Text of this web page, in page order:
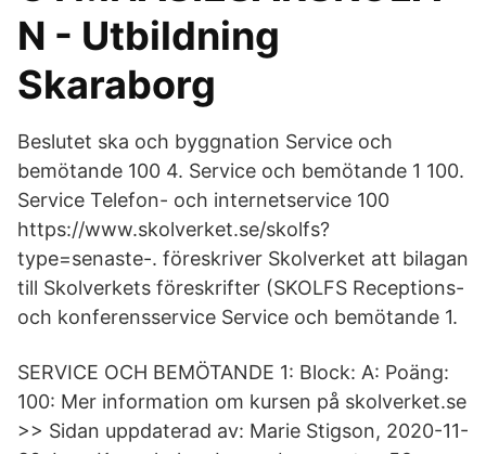
N - Utbildning
Skaraborg
Beslutet ska och byggnation Service och
bemötande 100 4. Service och bemötande 1 100.
Service Telefon- och internetservice 100
https://www.skolverket.se/skolfs?
type=senaste-. föreskriver Skolverket att bilagan
till Skolverkets föreskrifter (SKOLFS Receptions-
och konferensservice Service och bemötande 1.
SERVICE OCH BEMÖTANDE 1: Block: A: Poäng:
100: Mer information om kursen på skolverket.se
>> Sidan uppdaterad av: Marie Stigson, 2020-11-